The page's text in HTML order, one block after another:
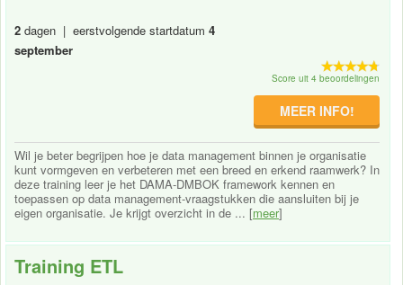
2 dagen | eerstvolgende startdatum 4
september
Score uit 4 beoordelingen
MEER INFO!
Wil je beter begrijpen hoe je data management binnen je organisatie
kunt vormgeven en verbeteren met een breed en erkend raamwerk? In
deze training leer je het DAMA-DMBOK framework kennen en
toepassen op data management-vraagstukken die aansluiten bij je
eigen organisatie. Je krijgt overzicht in de ... [meer]
Training ETL